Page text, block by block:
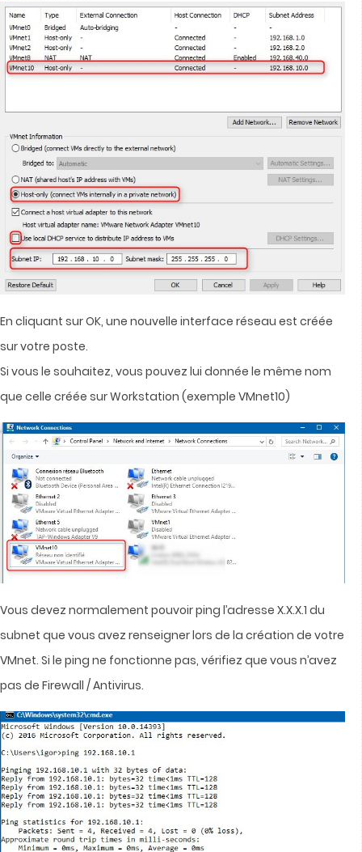
En cliquant sur OK, une nouvelle interface réseau est créée
sur votre poste.
Si vous le souhaitez, vous pouvez lui donnée le même nom
que celle créée sur Workstation (exemple VMnet10)
Vous devez normalement pouvoir ping l’adresse X.X.X.1 du
subnet que vous avez renseigner lors de la création de votre
VMnet. Si le ping ne fonctionne pas, vérifiez que vous n’avez
pas de Firewall / Antivirus.